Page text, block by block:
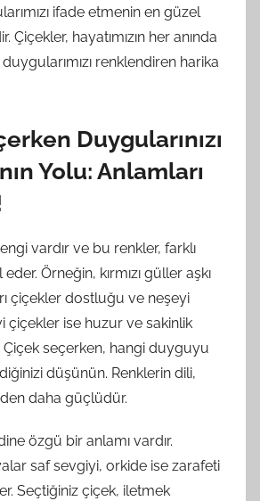
ifade etmenin en güzel
Çiçekler, hayatımızın her anında
renklendiren harika
Duygularınızı
Yolu: Anlamları
vardır ve bu renkler, farklı
Örneğin, kırmızı güller aşkı
çiçekler dostluğu ve neşeyi
çiçekler ise huzur ve sakinlik
Çiçek seçerken, hangi duyguyu
düşünün. Renklerin dili,
daha güçlüdür.
özgü bir anlamı vardır.
saf sevgiyi, orkide ise zarafeti
Seçtiğiniz çiçek, iletmek